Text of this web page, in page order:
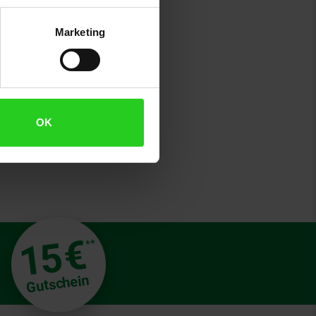
Marketing
OK
15€**
Gutschein